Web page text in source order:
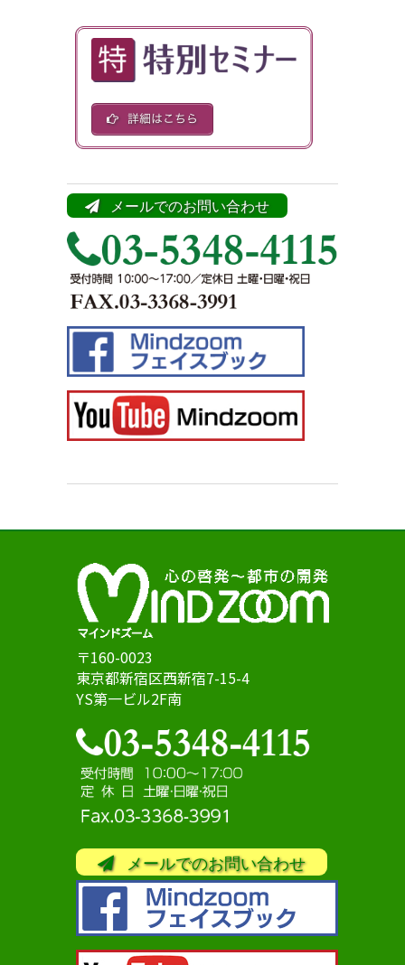
メールでのお問い合わせ
〒160-0023
東京都新宿区西新宿7-15-4
YS第一ビル2F南
メールでのお問い合わせ